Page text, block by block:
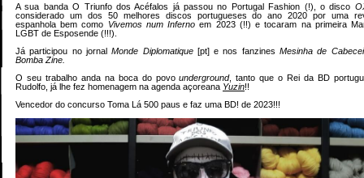
A sua banda O Triunfo dos Acéfalos já passou no Portugal Fashion (!), o disco
considerado um dos 50 melhores discos portugueses do ano 2020 por uma
espanhola bem como Vivemos num Inferno em 2023 (!!) e tocaram na primeira
LGBT de Esposende (!!!).
Já participou no jornalMonde Diplomatique[pt] e nos fanzinesMesinha de
Bomba Zine.
O seu trabalho anda na boca do povounderground, tanto que o Rei da BD
Rudolfo, já lhe fez homenagem na agenda açoreana Yuzin!!
Vencedor do concurso Toma Lá 500 paus e faz uma BD! de 2023!!!